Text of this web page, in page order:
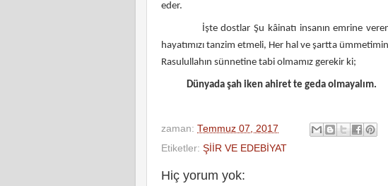
eder.
İşte dostlar Şu kâinatı insanın emrine veren
hayatımızı tanzim etmeli, Her hal ve şartta
Rasulullahın sünnetine tabi olmamız gerekir ki;
Dünyada şah iken ahiret te geda
Aziz
zaman: Temmuz 07, 2017
Etiketler: ŞİİR VE EDEBİYAT
Hiç yorum yok: